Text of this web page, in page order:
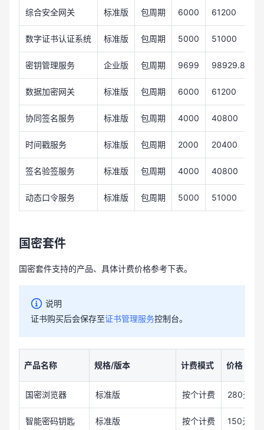
综合安全网关 标准版 包周期 6000 61200
数字证书认证系统 标准版 包周期 5000 51000
密钥管理服务 企业版 包周期 9699 98929.8
数据加密网关 标准版 包周期 6000 61200
协同签名服务 标准版 包周期 4000 40800
时间戳服务 标准版 包周期 2000 20400
签名验签服务 标准版 包周期 4000 40800
动态口令服务 标准版 包周期 5000 51000
国密套件
国密套件支持的产品、具体计费价格参考下表。
说明
证书购买后会保存至证书管理服务控制台。
产品名称 规格/版本 计费模式 价格
国密浏览器 标准版 按个计费 280元/个
智能密码钥匙 标准版 按个计费 150元/个